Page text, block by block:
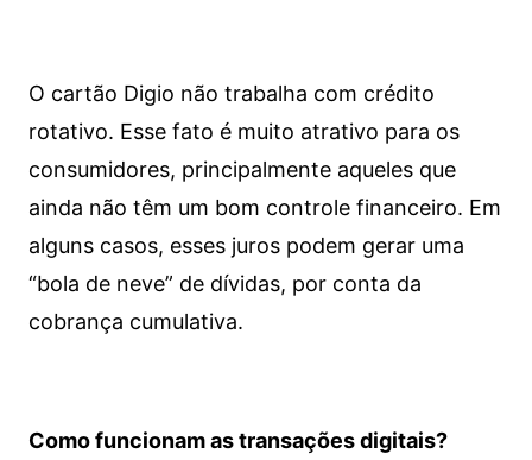
O cartão Digio não trabalha com crédito
rotativo. Esse fato é muito atrativo para os
consumidores, principalmente aqueles que
ainda não têm um bom controle financeiro. Em
alguns casos, esses juros podem gerar uma
“bola de neve” de dívidas, por conta da
cobrança cumulativa.
Como funcionam as transações digitais?